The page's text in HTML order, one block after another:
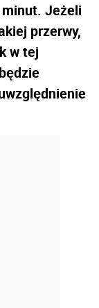
Jeżeli
przerwy,
w tej